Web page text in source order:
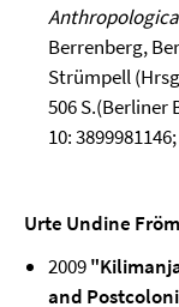
Berrenberg,
Strümpell
506 S.(Berliner
10:
Urte Undine
2009
and